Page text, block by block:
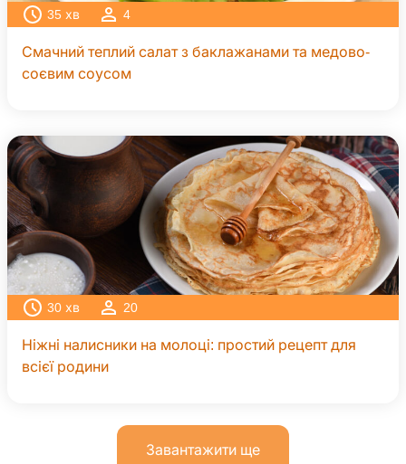
35 хв 4
Смачний теплий салат з баклажанами та медово-
соєвим соусом
30 хв 20
Ніжні налисники на молоці: простий рецепт для
всієї родини
Завантажити ще